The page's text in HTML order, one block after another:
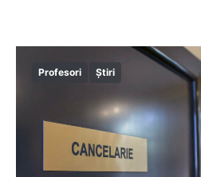
Profesori Știri